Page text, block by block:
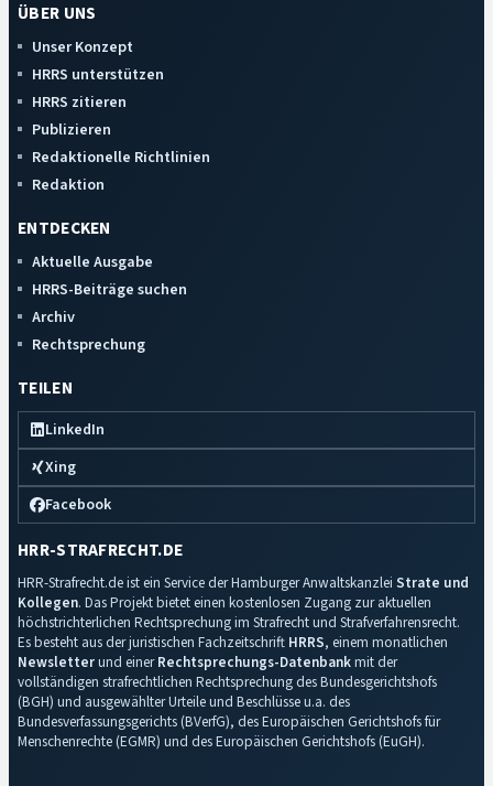
ÜBER UNS
Unser Konzept
HRRS unterstützen
HRRS zitieren
Publizieren
Redaktionelle Richtlinien
Redaktion
ENTDECKEN
Aktuelle Ausgabe
HRRS-Beiträge suchen
Archiv
Rechtsprechung
TEILEN
LinkedIn
Xing
Facebook
HRR-STRAFRECHT.DE
HRR-Strafrecht.de ist ein Service der Hamburger Anwaltskanzlei Strate und
Kollegen. Das Projekt bietet einen kostenlosen Zugang zur aktuellen
höchstrichterlichen Rechtsprechung im Strafrecht und Strafverfahrensrecht.
Es besteht aus der juristischen Fachzeitschrift HRRS, einem monatlichen
Newsletterund einerRechtsprechungs-Datenbankmit der
vollständigen strafrechtlichen Rechtsprechung des Bundesgerichtshofs
(BGH) und ausgewählter Urteile und Beschlüsse u.a. des
Bundesverfassungsgerichts (BVerfG), des Europäischen Gerichtshofs für
Menschenrechte (EGMR) und des Europäischen Gerichtshofs (EuGH).